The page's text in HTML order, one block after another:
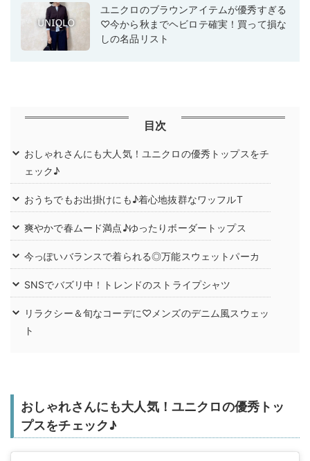
ユニクロのブラウンアイテムが優秀すぎる
♡今から秋までヘビロテ確実！買って損な
しの名品リスト
目次
おしゃれさんにも大人気！ユニクロの優秀トップスをチ
ェック♪
おうちでもお出掛けにも♪着心地抜群なワッフルT
爽やかで春ムード満点♪ゆったりボーダートップス
今っぽいバランスで着られる◎万能スウェットパーカ
SNSでバズリ中！トレンドのストライプシャツ
リラクシー＆旬なコーデに♡メンズのデニム風スウェッ
ト
おしゃれさんにも大人気！ユニクロの優秀トッ
プスをチェック♪